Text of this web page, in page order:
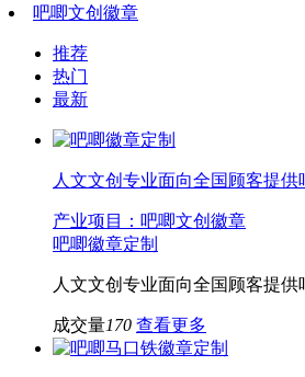
吧唧文创徽章
推荐
热门
最新
人文文创专业面向全国顾客提
产业项目：吧唧文创徽章
吧唧徽章定制
人文文创专业面向全国顾客提
成交量170 查看更多